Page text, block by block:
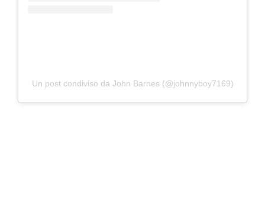
Un post condiviso da John Barnes (@johnnyboy7169)